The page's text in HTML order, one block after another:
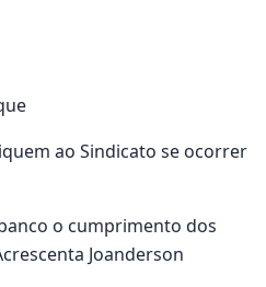
ao Sindicato se ocorrer
o cumprimento dos
Joanderson